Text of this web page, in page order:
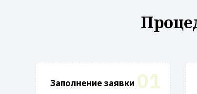
01
Заполнение заявки